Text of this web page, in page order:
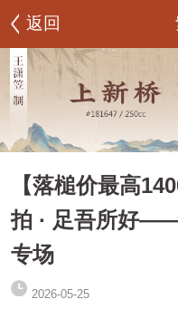
返回
【落槌价最高
拍 · 足吾所好
专场
2026-05-25